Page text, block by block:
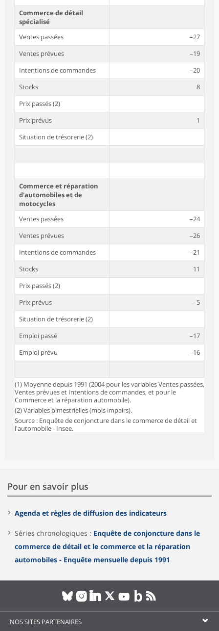
Commerce de détail
spécialisé
Ventes passées
–27
Ventes prévues
–19
Intentions de commandes
–20
Stocks
8
Prix passés (2)
Prix prévus
1
Situation de trésorerie (2)
Commerce et réparation
d'automobiles et de
motocycles
Ventes passées
–24
Ventes prévues
–26
Intentions de commandes
–21
Stocks
11
Prix passés (2)
Prix prévus
–5
Situation de trésorerie (2)
Emploi passé
–17
Emploi prévu
–16
(1) Moyenne depuis 1991 (2004 pour les variables Ventes passées,
Ventes prévues et Intentions de commandes, et pour le
Commerce et la réparation automobile).
(2) Variables bimestrielles (mois impairs).
Source : Enquête de conjoncture dans le commerce de détail et
l'automobile - Insee.
Pour en savoir plus
Agenda et règles de diffusion des indicateurs
Séries chronologiques : Enquête de conjoncture dans le
commerce de détail et le commerce et la réparation
automobiles - Enquête mensuelle depuis 1991
NOS SITES PARTENAIRES